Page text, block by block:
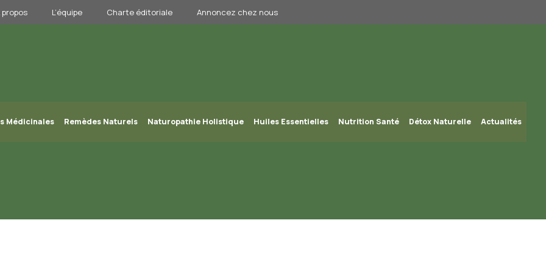
propos L’équipe Charte éditoriale Annoncez chez nous
Médicinales Remèdes Naturels Naturopathie Holistique Huiles Essentielles Nutrition Santé Détox Naturelle Actualités